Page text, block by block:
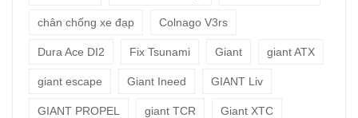
chân chống xe đạp Colnago V3rs
Dura Ace DI2 Fix Tsunami Giant giant ATX
giant escape Giant Ineed GIANT Liv
GIANT PROPEL giant TCR Giant XTC